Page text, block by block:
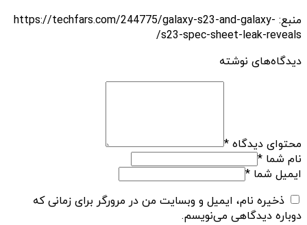
منبع: https://techfars.com/244775/galaxy-s23-and-galaxy-
s23-spec-sheet-leak-reveals/
دیدگاه‌های نوشته
محتوای دیدگاه *
نام شما *
ایمیل شما *
ذخیره نام، ایمیل و وبسایت من در مرورگر برای زمانی که
دوباره دیدگاهی می‌نویسم.